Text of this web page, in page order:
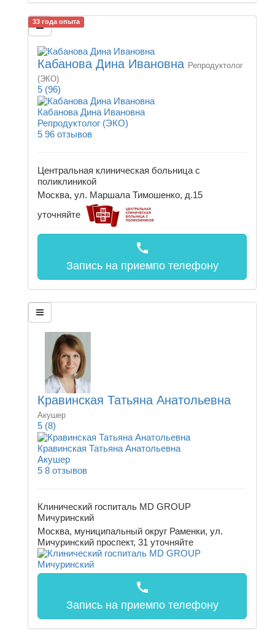
33 года опыта
Кабанова Дина Ивановна Репродуктолог
(ЭКО)
5 (96)
Кабанова Дина Ивановна
Репродуктолог (ЭКО)
5 96 отзывов
Центральная клиническая больница с
поликлиникой
Москва, ул. Маршала Тимошенко, д.15
уточняйте
call
Запись на приемпо телефону
Кравинская Татьяна Анатольевна
Акушер
5 (8)
Кравинская Татьяна Анатольевна
Акушер
5 8 отзывов
Клинический госпиталь MD GROUP
Мичуринский
Москва, муниципальный округ Раменки, ул.
Мичуринский проспект, 31 уточняйте
call
Запись на приемпо телефону